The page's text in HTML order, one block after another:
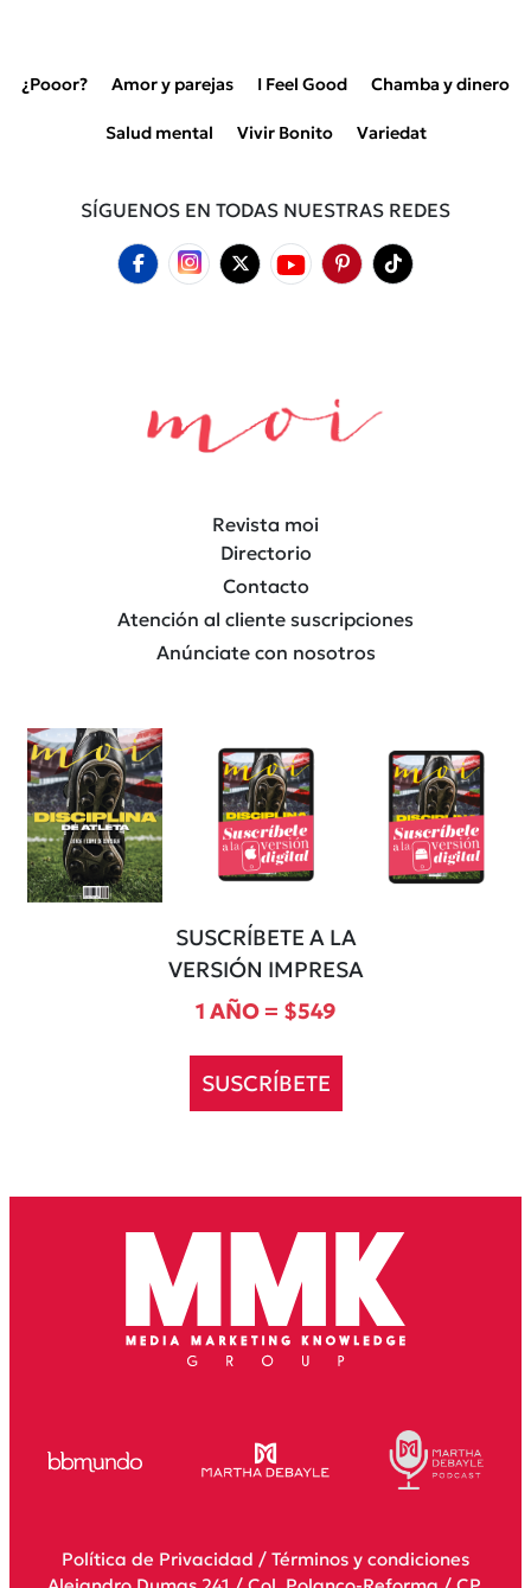
¿Pooor? Amor y parejas I Feel Good Chamba y dinero
Salud mental Vivir Bonito Variedat
SÍGUENOS EN TODAS NUESTRAS REDES
Revista moi
Directorio
Contacto
Atención al cliente suscripciones
Anúnciate con nosotros
SUSCRÍBETE A LA
VERSIÓN IMPRESA
1 AÑO = $549
SUSCRÍBETE
Política de Privacidad / Términos y condiciones